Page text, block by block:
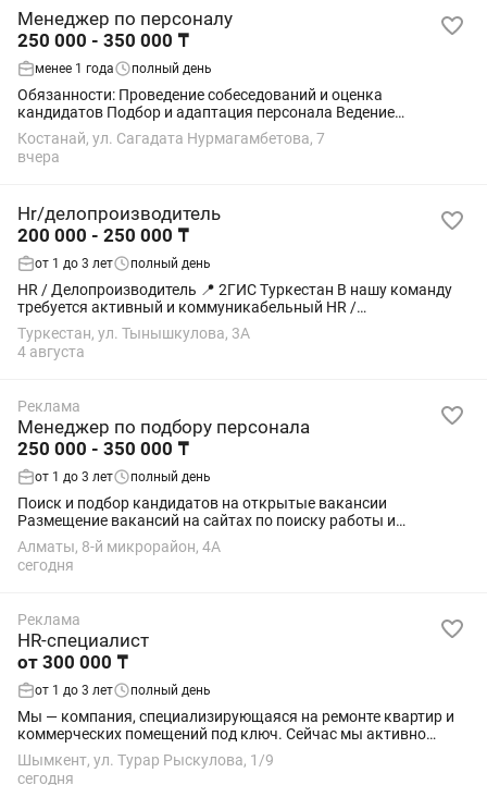
Менеджер по персоналу
250 000 - 350 000 ₸
менее 1 года полный день
Обязанности: Проведение собеседований и оценка
кандидатов Подбор и адаптация персонала Ведение
кадрового документооборота, ведение KPI сотрудников
Контроль прохождения испытательного...
Костанай, ул. Сагадата Нурмагамбетова, 7
вчера
Hr/делопроизводитель
200 000 - 250 000 ₸
от 1 до 3 лет полный день
HR / Делопроизводитель 📍 2ГИС Туркестан В нашу команду
требуется активный и коммуникабельный HR /
Делопроизводитель. Обязанности: ведение кадрового
делопроизводства (КДП); подбор и найм...
Туркестан, ул. Тынышкулова, 3А
4 августа
Реклама
Менеджер по подбору персонала
250 000 - 350 000 ₸
от 1 до 3 лет полный день
Поиск и подбор кандидатов на открытые вакансии
Размещение вакансий на сайтах по поиску работы и
социальных сетях Обработка откликов, просмотр резюме
Проведение первичных собеседований с кандидатами ...
Алматы, 8-й микрорайон, 4А
сегодня
Реклама
HR-специалист
от 300 000 ₸
от 1 до 3 лет полный день
Мы — компания, специализирующаяся на ремонте квартир и
коммерческих помещений под ключ. Сейчас мы активно
развиваемся, поэтому ищем опытного HR-специалиста,
который поможет сформировать сильную...
Шымкент, ул. Турар Рыскулова, 1/9
сегодня